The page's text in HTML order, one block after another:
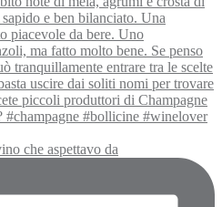
che aspettavo da